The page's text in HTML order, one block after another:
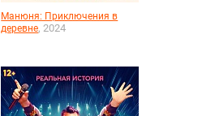
Манюня: Приключения в
деревне, 2024